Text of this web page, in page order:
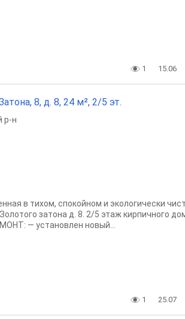
1 15.06
8, д. 8, 24 м², 2/5 эт.
р-н
в тихом, спoкoйнoм и экoлoгически
затона д. 8. 2/5 этаж киpпичногo
— устaнoвлeн новый...
1 25.07